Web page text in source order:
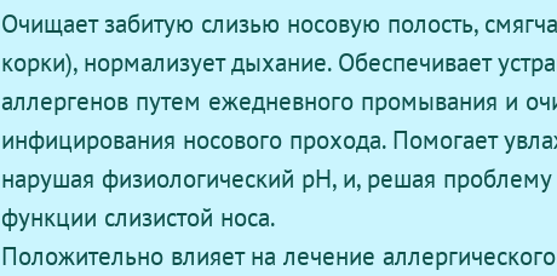
Очищает забитую слизью носовую полость,
корки), нормализует дыхание. Обеспечивает
аллергенов путем ежедневного промывания и
инфицирования носового прохода. Помогает
нарушая физиологический pH, и, решая проблему
функции слизистой носа.
Положительно влияет на лечение